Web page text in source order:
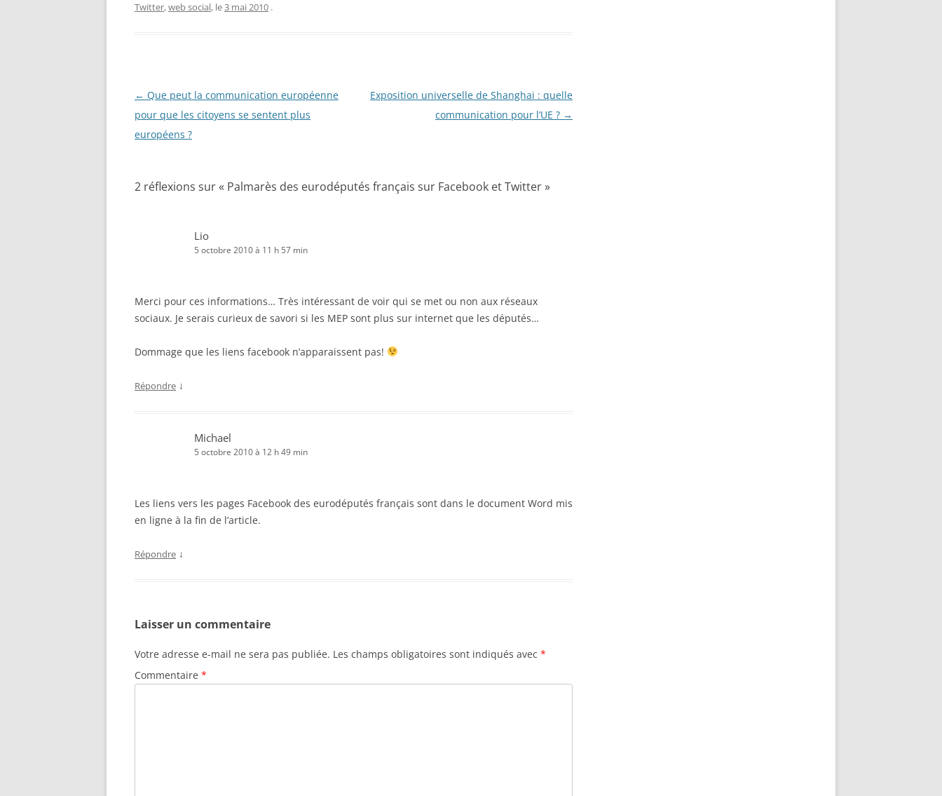
Twitter,web social, le3 mai 2010 .
Navigation
des
articles
← Que peut la communication européenne
pour que les citoyens se sentent plus
européens ?
Exposition universelle de Shanghai : quelle
communication pour l’UE ? →
2 réflexions sur « Palmarès des eurodéputés français sur Facebook et Twitter»
Lio
5 octobre 2010 à 11 h 57 min
Merci pour ces informations… Très intéressant de voir qui se met ou non aux réseaux
sociaux. Je serais curieux de savori si les MEP sont plus sur internet que les députés…
Dommage que les liens facebook n’apparaissent pas!
Répondre ↓
Michael
5 octobre 2010 à 12 h 49 min
Les liens vers les pages Facebook des eurodéputés français sont dans le document Word mis
en ligne à la fin de l’article.
Répondre ↓
Laisser un commentaire
Votre adresse e-mail ne sera pas publiée. Les champs obligatoires sont indiqués avec *
Commentaire *